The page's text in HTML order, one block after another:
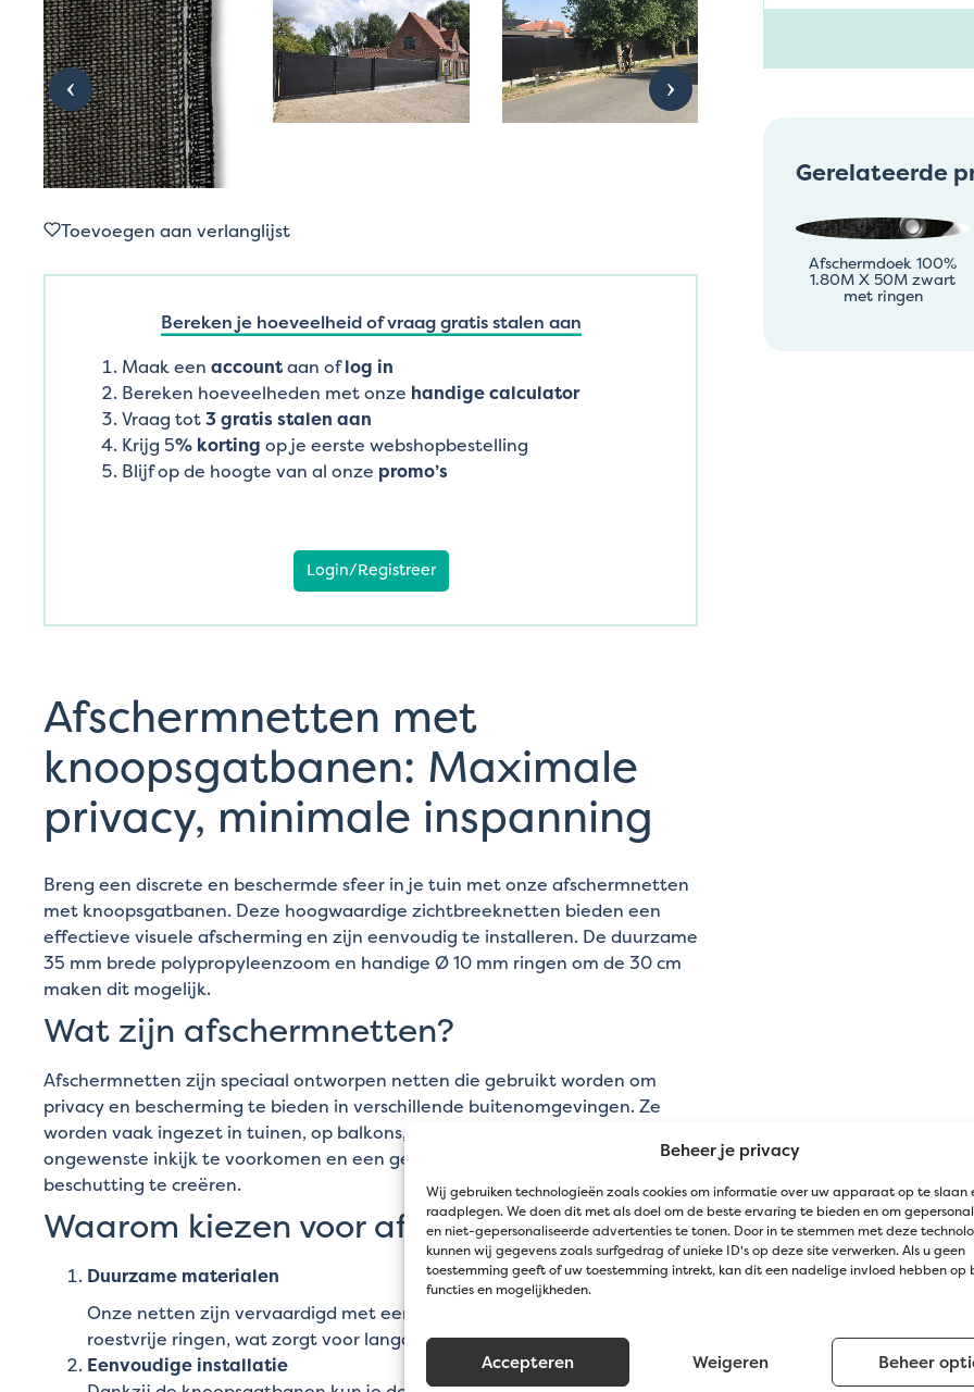
Beheer je privacy
Wij gebruiken technologieën zoals cookies om informatie over uw apparaat op te slaan
raadplegen. We doen dit met als doel om de beste ervaring te bieden en om
en niet-gepersonaliseerde advertenties te tonen. Door in te stemmen met deze
kunnen wij gegevens zoals surfgedrag of unieke ID's op deze site verwerken. Als u geen
toestemming geeft of uw toestemming intrekt, kan dit een nadelige invloed hebben op
functies en mogelijkheden.
Accepteren Weigeren Beheer
Toevoegen aan verlanglijst
Bereken je hoeveelheid of vraag gratis stalen aan
Maak een accountaan oflog in
Bereken hoeveelheden met onze handige calculator
Vraag tot3 gratis stalen aan
Krijg 5% korting op je eerste webshopbestelling
Blijf op de hoogte van al onze promo’s
Login/Registreer
Afschermnetten met
knoopsgatbanen: Maximale
privacy, minimale inspanning
Breng een discrete en beschermde sfeer in je tuin met onze afschermnetten
met knoopsgatbanen. Deze hoogwaardige zichtbreeknetten bieden een
effectieve visuele afscherming en zijn eenvoudig te installeren. De duurzame
35 mm brede polypropyleenzoom en handige Ø 10 mm ringen om de 30 cm
maken dit mogelijk.
Wat zijn afschermnetten?
Afschermnetten zijn speciaal ontworpen netten die gebruikt worden om
privacy en bescherming te bieden in verschillende buitenomgevingen. Ze
worden vaak ingezet in tuinen, op balkons, en rond terreinen om
ongewenste inkijk te voorkomen en een gevoel van veiligheid en
beschutting te creëren.
Waarom kiezen voor afschermnetten?
Duurzame materialen
Onze netten zijn vervaardigd met een stevige polypropyleenzoom en
roestvrije ringen, wat zorgt voor langdurig gebruiken.
Eenvoudige installatie
Gerelateerde
Afschermdoek 100%
1.80M X 50M zwart
met ringen